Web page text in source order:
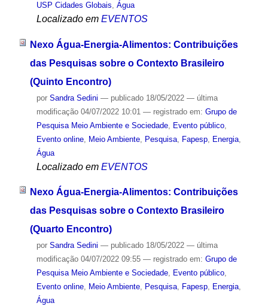
USP Cidades Globais, Água
Localizado em EVENTOS
Nexo Água-Energia-Alimentos: Contribuições
das Pesquisas sobre o Contexto Brasileiro
(Quinto Encontro)
por Sandra Sedini — publicado18/05/2022 — última
modificação04/07/2022 10:01 — registrado em: Grupo de
Pesquisa Meio Ambiente e Sociedade, Evento público,
Evento online, Meio Ambiente, Pesquisa, Fapesp, Energia,
Água
Localizado em EVENTOS
Nexo Água-Energia-Alimentos: Contribuições
das Pesquisas sobre o Contexto Brasileiro
(Quarto Encontro)
por Sandra Sedini — publicado18/05/2022 — última
modificação04/07/2022 09:55 — registrado em: Grupo de
Pesquisa Meio Ambiente e Sociedade, Evento público,
Evento online, Meio Ambiente, Pesquisa, Fapesp, Energia,
Água